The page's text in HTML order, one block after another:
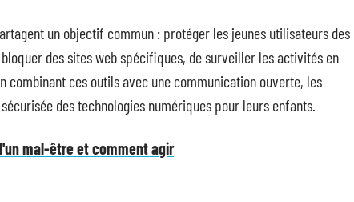
un objectif commun : protéger les jeunes utilisateurs des
des sites web spécifiques, de surveiller les activités en
combinant ces outils avec une communication ouverte, les
des technologies numériques pour leurs enfants.
mal-être et comment agir